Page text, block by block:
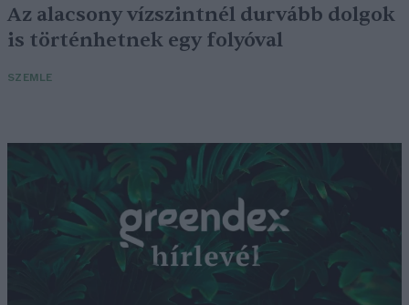
Az alacsony vízszintnél durvább dolgok
is történhetnek egy folyóval
SZEMLE